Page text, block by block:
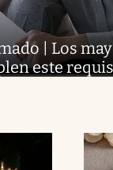
| Los
este